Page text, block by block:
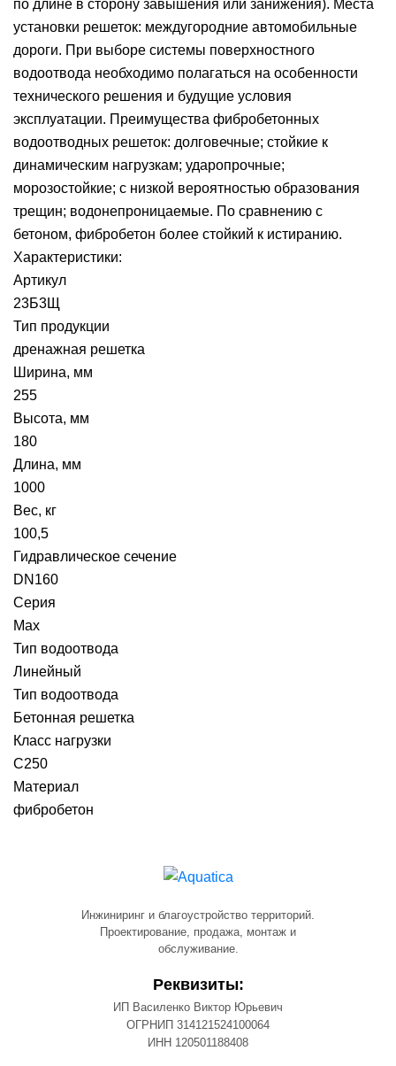
по длине в сторону завышения или занижения). Места
установки решеток: междугородние автомобильные
дороги. При выборе системы поверхностного
водоотвода необходимо полагаться на особенности
технического решения и будущие условия
эксплуатации. Преимущества фибробетонных
водоотводных решеток: долговечные; стойкие к
динамическим нагрузкам; ударопрочные;
морозостойкие; с низкой вероятностью образования
трещин; водонепроницаемые. По сравнению с
бетоном, фибробетон более стойкий к истиранию.
Характеристики:
Артикул
23Б3Щ
Тип продукции
дренажная решетка
Ширина, мм
255
Высота, мм
180
Длина, мм
1000
Вес, кг
100,5
Гидравлическое сечение
DN160
Серия
Max
Тип водоотвода
Линейный
Тип водоотвода
Бетонная решетка
Класс нагрузки
C250
Материал
фибробетон
Инжиниринг и благоустройство территорий.
Проектирование, продажа, монтаж и
обслуживание.
Реквизиты:
ИП Василенко Виктор Юрьевич
ОГРНИП 314121524100064
ИНН 120501188408